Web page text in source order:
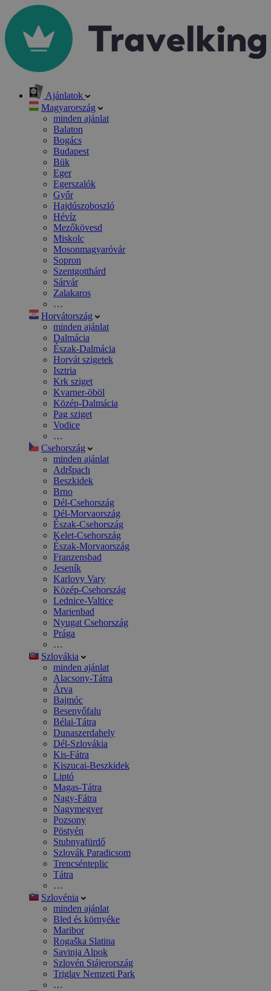
Ajánlatok
Magyarország
minden ajánlat
Balaton
Bogács
Budapest
Bük
Eger
Egerszalók
Győr
Hajdúszoboszló
Hévíz
Mezőkövesd
Miskolc
Mosonmagyaróvár
Sopron
Szentgotthárd
Sárvár
Zalakaros
…
Horvátország
minden ajánlat
Dalmácia
Észak-Dalmácia
Horvát szigetek
Isztria
Krk sziget
Kvarner-öböl
Közép-Dalmácia
Pag sziget
Vodice
…
Csehország
minden ajánlat
Adršpach
Beszkidek
Brno
Dél-Csehország
Dél-Morvaország
Észak-Csehország
Kelet-Csehország
Észak-Morvaország
Franzensbad
Jeseník
Karlovy Vary
Közép-Csehország
Lednice-Valtice
Marienbad
Nyugat Csehország
Prága
…
Szlovákia
minden ajánlat
Alacsony-Tátra
Árva
Bajmóc
Besenyőfalu
Bélai-Tátra
Dunaszerdahely
Dél-Szlovákia
Kis-Fátra
Kiszucai-Beszkidek
Liptó
Magas-Tátra
Nagy-Fátra
Nagymegyer
Pozsony
Pöstyén
Stubnyafürdő
Szlovák Paradicsom
Trencsénteplic
Tátra
…
Szlovénia
minden ajánlat
Bled és környéke
Maribor
Rogaška Slatina
Savinja Alpok
Szlovén Stájerország
Triglav Nemzeti Park
…